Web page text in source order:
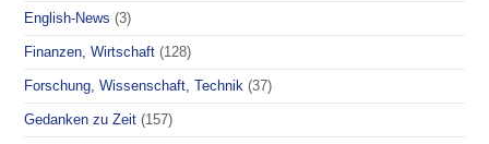
English-News (3)
Finanzen, Wirtschaft (128)
Forschung, Wissenschaft, Technik (37)
Gedanken zu Zeit (157)